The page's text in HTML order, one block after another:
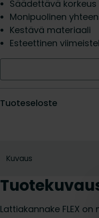
Säädettävä korkeus
Monipuolinen
Kestävä materiaali
Esteettinen
Tuoteseloste
Kuvaus
Lattiakannake FLEX